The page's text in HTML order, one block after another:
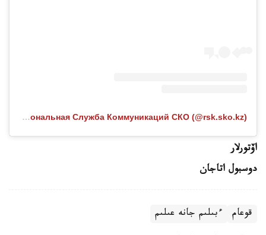
Публикация от Региональная Служба Коммуникаций СКО (@rsk.sko.kz)
اۆتورلار
دوسبول اتاجان
قوعام ءبىلىم جانە عىلىم